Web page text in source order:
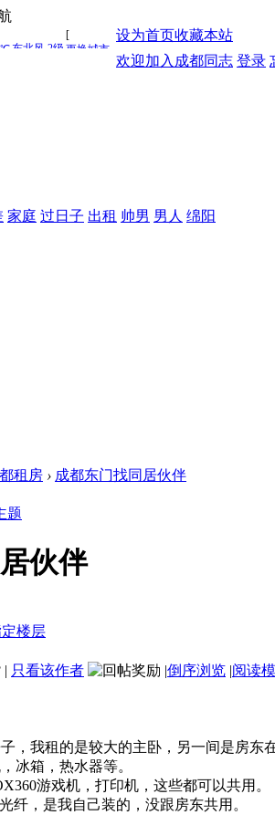
设为首页收藏本站
欢迎加入成都同志 登录
家庭 过日子 出租 帅男 男人 绵阳
租房 › 成都东门找同居伙伴
伙伴
| 只看该作者 |倒序浏览 |阅读
，我租的是较大的主卧，另一间是房东
冰箱，热水器等。
游戏机，打印机，这些都可以共用。
纤，是我自己装的，没跟房东共用。